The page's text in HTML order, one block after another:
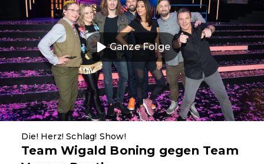
Ganze Folge
Die! Herz! Schlag! Show!
Team Wigald Boning gegen Team